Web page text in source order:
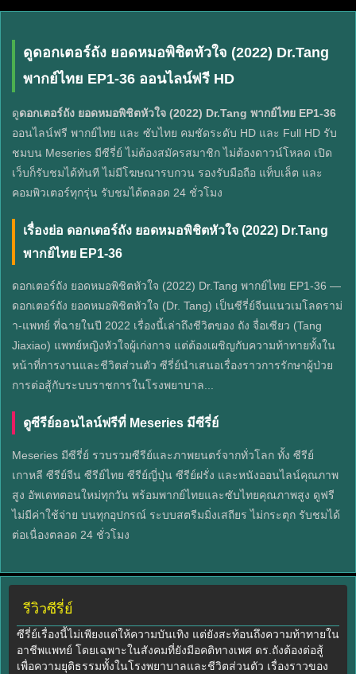
ดูดอกเตอร์ถัง ยอดหมอพิชิตหัวใจ (2022) Dr.Tang
พากย์ไทย EP1-36 ออนไลน์ฟรี HD
ดูดอกเตอร์ถัง ยอดหมอพิชิตหัวใจ (2022) Dr.Tang พากย์ไทย EP1-36
ออนไลน์ฟรี พากย์ไทย และ ซับไทย คมชัดระดับ HD และ Full HD รับ
ชมบน Meseries มีซีรี่ย์ ไม่ต้องสมัครสมาชิก ไม่ต้องดาวน์โหลด เปิด
เว็บก็รับชมได้ทันที ไม่มีโฆษณารบกวน รองรับมือถือ แท็บเล็ต และ
คอมพิวเตอร์ทุกรุ่น รับชมได้ตลอด 24 ชั่วโมง
เรื่องย่อ ดอกเตอร์ถัง ยอดหมอพิชิตหัวใจ (2022) Dr.Tang
พากย์ไทย EP1-36
ดอกเตอร์ถัง ยอดหมอพิชิตหัวใจ (2022) Dr.Tang พากย์ไทย EP1-36 —
ดอกเตอร์ถัง ยอดหมอพิชิตหัวใจ (Dr. Tang) เป็นซีรี่ย์จีนแนวเมโลดราม่
า-แพทย์ ที่ฉายในปี 2022 เรื่องนี้เล่าถึงชีวิตของ ถัง จื่อเซียว (Tang
Jiaxiao) แพทย์หญิงหัวใจผู้เก่งกาจ แต่ต้องเผชิญกับความท้าทายทั้งใน
หน้าที่การงานและชีวิตส่วนตัว ซีรี่ย์นำเสนอเรื่องราวการรักษาผู้ป่วย
การต่อสู้กับระบบราชการในโรงพยาบาล...
ดูซีรีย์ออนไลน์ฟรีที่ Meseries มีซีรี่ย์
Meseries มีซีรี่ย์ รวบรวมซีรีย์และภาพยนตร์จากทั่วโลก ทั้ง ซีรีย์
เกาหลี ซีรีย์จีน ซีรีย์ไทย ซีรีย์ญี่ปุ่น ซีรีย์ฝรั่ง และหนังออนไลน์คุณภาพ
สูง อัพเดทตอนใหม่ทุกวัน พร้อมพากย์ไทยและซับไทยคุณภาพสูง ดูฟรี
ไม่มีค่าใช้จ่าย บนทุกอุปกรณ์ ระบบสตรีมมิ่งเสถียร ไม่กระตุก รับชมได้
ต่อเนื่องตลอด 24 ชั่วโมง
รีวิวซีรี่ย์
ซีรี่ย์เรื่องนี้ไม่เพียงแต่ให้ความบันเทิง แต่ยังสะท้อนถึงความท้าทายใน
อาชีพแพทย์ โดยเฉพาะในสังคมที่ยังมีอคติทางเพศ ดร.ถังต้องต่อสู้
เพื่อความยุติธรรมทั้งในโรงพยาบาลและชีวิตส่วนตัว เรื่องราวของ